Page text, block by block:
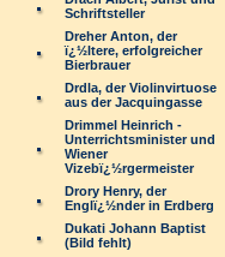
Schriftsteller
Dreher Anton, der
ï¿½ltere, erfolgreicher
Bierbrauer
Drdla, der Violinvirtuose
aus der Jacquingasse
Drimmel Heinrich -
Unterrichtsminister und
Wiener
Vizebï¿½rgermeister
Drory Henry, der
Englï¿½nder in Erdberg
Dukati Johann Baptist
(Bild fehlt)